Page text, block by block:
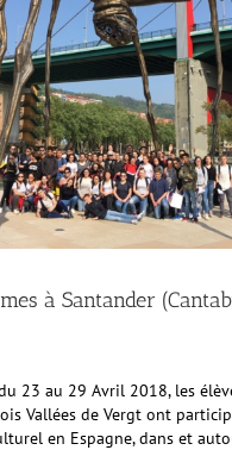
à Santander
23 au 29 Avril 2018, les
Vallées de Vergt ont
en Espagne, dans et